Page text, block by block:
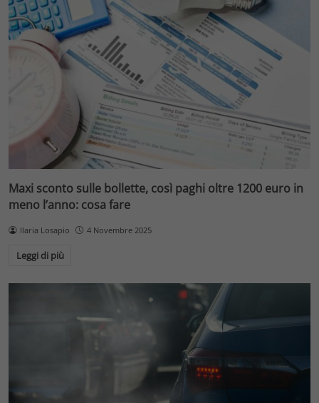
Maxi sconto sulle bollette, così paghi oltre 1200 euro in
meno l’anno: cosa fare
Ilaria Losapio 4 Novembre 2025
Leggi di più